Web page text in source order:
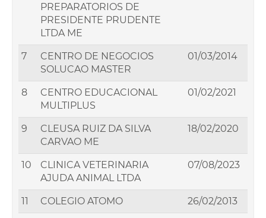
PREPARATORIOS DE
PRESIDENTE PRUDENTE
LTDA ME
7
CENTRO DE NEGOCIOS
SOLUCAO MASTER
01/03/2014
8
CENTRO EDUCACIONAL
MULTIPLUS
01/02/2021
9
CLEUSA RUIZ DA SILVA
CARVAO ME
18/02/2020
10
CLINICA VETERINARIA
AJUDA ANIMAL LTDA
07/08/2023
11 COLEGIO ATOMO 26/02/2013